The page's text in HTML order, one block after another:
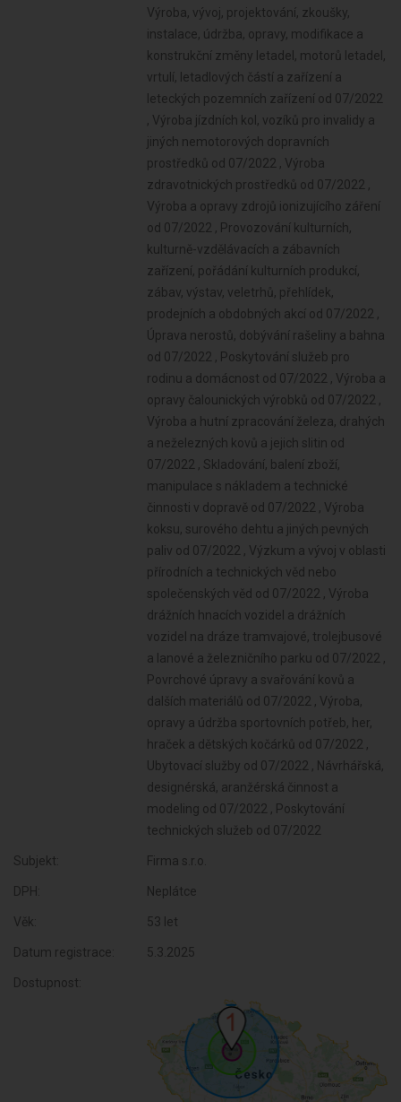
Subjekt: Firma s.r.o.
DPH: Neplátce
Věk: 53 let
Datum registrace: 5.3.2025
Dostupnost: